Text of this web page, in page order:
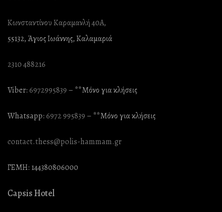
Κωνσταντίνου Καραμανλή 40Α,
55132, Άγιος Ιωάννης, Καλαμαριά
2310 488216
Viber:6972995839 – **Mόνο για κλήσεις
Whatsapp:6972 995839 – **Mόνο για κλήσεις
contact.thess@polis-hammam.gr
ΓΕΜΗ: 144380806000
Capsis Hotel